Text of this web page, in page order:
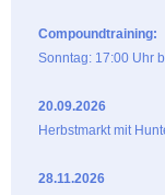
Compoundtraining:
Sonntag: 17:00 Uhr
20.09.2026
Herbstmarkt mit
28.11.2026